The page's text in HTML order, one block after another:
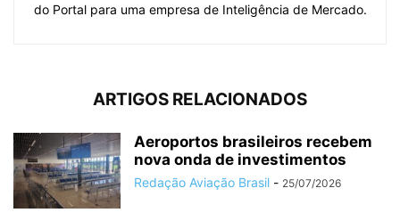
do Portal para uma empresa de Inteligência de Mercado.
ARTIGOS RELACIONADOS
Aeroportos brasileiros recebem
nova onda de investimentos
Redação Aviação Brasil - 25/07/2026